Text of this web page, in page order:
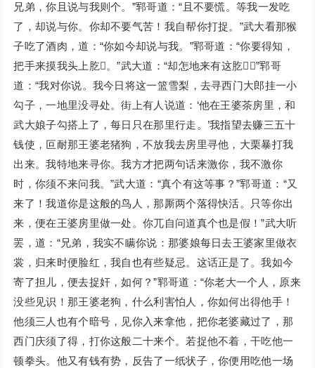
兄弟，你且说与我则个。”郓哥道：“且不要慌。等我一发吃
了，却说与你。你却不要气苦！我自帮你打捉。”武大看那猴
子吃了酒肉，道：“你如今却说与我。”郓哥道：“你要得知，
把手来摸我头上肐。”武大道：“却怎地来有这肐？”郓哥
道：“我对你说。我今日将这一篮雪梨，去寻西门大郎挂一小
勾子，一地里没寻处。街上有人说道：‘他在王婆茶房里，和
武大娘子勾搭上了，每日只在那里行走。’我指望去赚三五十
钱使，叵耐那王婆老猪狗，不放我去房里寻他，大栗暴打我
出来。我特地来寻你。我方才把两句话来激你，我不激你
时，你须不来问我。”武大道：“真个有这等事？”郓哥道：“又
来了！我道你是这般的鸟人，那厮两个落得快活。只等你出
来，便在王婆房里做一处。你兀自问道真个也是假！”武大听
罢，道：“兄弟，我实不瞒你说：那婆娘每日去王婆家里做衣
裳，归来时便脸红，我自也有些疑忌。这话正是了。我如今
寄了担儿，便去捉奸，如何？”郓哥道：“你老大一个人，原来
没些见识！那王婆老狗，什么利害怕人，你如何出得他手！
他须三人也有个暗号，见你入来拿他，把你老婆藏过了，那
西门庆须了得，打你这般二十来个。若捉他不着，干吃他一
顿拳头。他又有钱有势，反告了一纸状子，你便用吃他一场